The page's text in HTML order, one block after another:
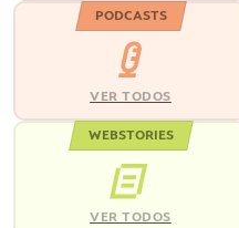
PODCASTS
VER TODOS
WEBSTORIES
VER TODOS